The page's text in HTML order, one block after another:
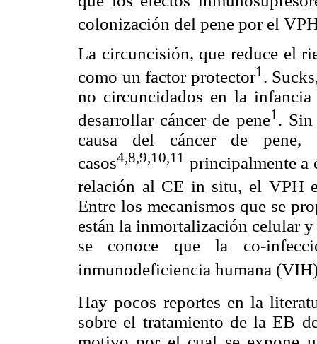
colonización del pene por el
La circuncisión, que reduce el
como un factor protector1 .
no circuncidados en la
desarrollar cáncer de pene1 . Sin
causa del cáncer de
casos4,8,9,10,11 principalmente a
relación al CE in situ, el VPH
Entre los mecanismos que se
están la inmortalización celular
se conoce que la co-
inmunodeficiencia humana
Hay pocos reportes en la
sobre el tratamiento de la EB